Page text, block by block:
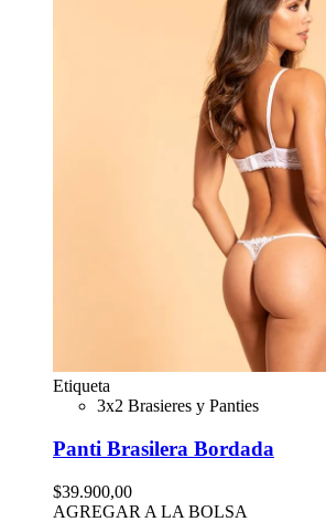
Etiqueta
3x2 Brasieres y Panties
Panti Brasilera Bordada
$39.900,00
AGREGAR A LA BOLSA